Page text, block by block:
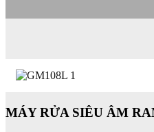
MÁY RỬA SIÊU ÂM